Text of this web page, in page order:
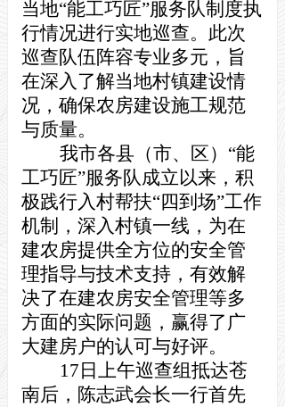
当地“能工巧匠”服务队制度执
行情况进行实地巡查。此次
巡查队伍阵容专业多元，旨
在深入了解当地村镇建设情
况，确保农房建设施工规范
与质量。
我市各县（市、区） “能
工巧匠”服务队成立以来，积
极践行入村帮扶“四到场”工作
机制，深入村镇一线，为在
建农房提供全方位的安全管
理指导与技术支持，有效解
决了在建农房安全管理等多
方面的实际问题，赢得了广
大建房户的认可与好评。
17日上午巡查组抵达苍
南后，陈志武会长一行首先